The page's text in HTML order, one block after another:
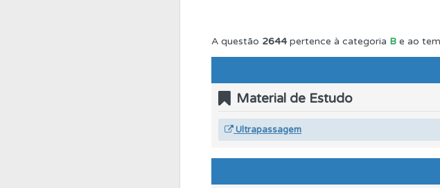
O teste "Novas" apresenta-lhe
Questões Pode guardar uma questão
Crie uma conta para ter acesso às
A questão 2644pertence à categoria B e ao
Material de Estudo
Ultrapassagem